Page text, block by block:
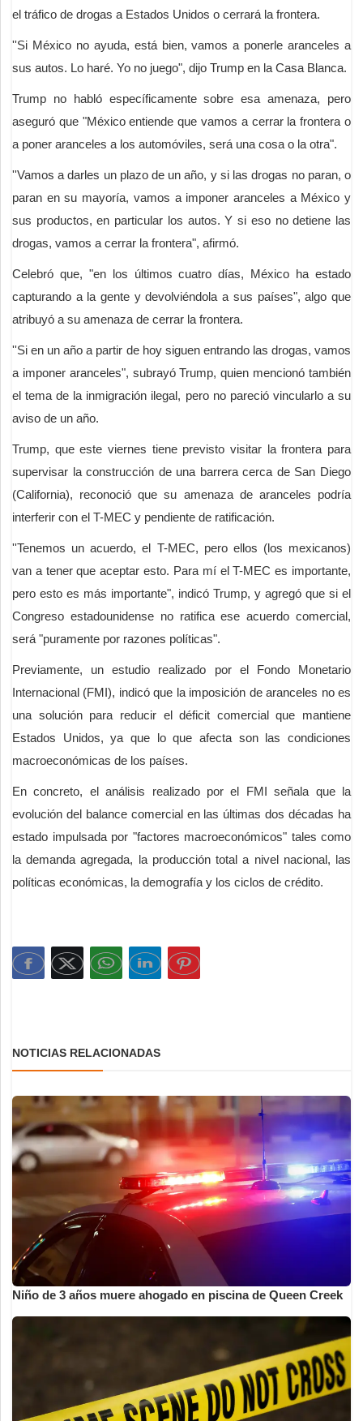
el tráfico de drogas a Estados Unidos o cerrará la frontera.
''Si México no ayuda, está bien, vamos a ponerle aranceles a
sus autos. Lo haré. Yo no juego", dijo Trump en la Casa Blanca.
Trump no habló específicamente sobre esa amenaza, pero
aseguró que "México entiende que vamos a cerrar la frontera o
a poner aranceles a los automóviles, será una cosa o la otra".
''Vamos a darles un plazo de un año, y si las drogas no paran, o
paran en su mayoría, vamos a imponer aranceles a México y
sus productos, en particular los autos. Y si eso no detiene las
drogas, vamos a cerrar la frontera", afirmó.
Celebró que, "en los últimos cuatro días, México ha estado
capturando a la gente y devolviéndola a sus países", algo que
atribuyó a su amenaza de cerrar la frontera.
''Si en un año a partir de hoy siguen entrando las drogas, vamos
a imponer aranceles", subrayó Trump, quien mencionó también
el tema de la inmigración ilegal, pero no pareció vincularlo a su
aviso de un año.
Trump, que este viernes tiene previsto visitar la frontera para
supervisar la construcción de una barrera cerca de San Diego
(California), reconoció que su amenaza de aranceles podría
interferir con el T-MEC y pendiente de ratificación.
''Tenemos un acuerdo, el T-MEC, pero ellos (los mexicanos)
van a tener que aceptar esto. Para mí el T-MEC es importante,
pero esto es más importante", indicó Trump, y agregó que si el
Congreso estadounidense no ratifica ese acuerdo comercial,
será "puramente por razones políticas".
Previamente, un estudio realizado por el Fondo Monetario
Internacional (FMI), indicó que la imposición de aranceles no es
una solución para reducir el déficit comercial que mantiene
Estados Unidos, ya que lo que afecta son las condiciones
macroeconómicas de los países.
En concreto, el análisis realizado por el FMI señala que la
evolución del balance comercial en las últimas dos décadas ha
estado impulsada por "factores macroeconómicos" tales como
la demanda agregada, la producción total a nivel nacional, las
políticas económicas, la demografía y los ciclos de crédito.
NOTICIAS RELACIONADAS
Niño de 3 años muere ahogado en piscina de Queen Creek